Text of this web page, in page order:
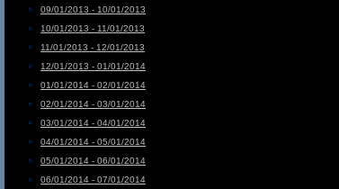
09/01/2013 - 10/01/2013
10/01/2013 - 11/01/2013
11/01/2013 - 12/01/2013
12/01/2013 - 01/01/2014
01/01/2014 - 02/01/2014
02/01/2014 - 03/01/2014
03/01/2014 - 04/01/2014
04/01/2014 - 05/01/2014
05/01/2014 - 06/01/2014
06/01/2014 - 07/01/2014